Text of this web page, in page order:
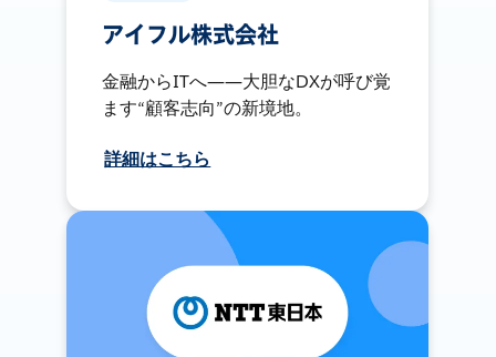
アイフル株式会社
金融からITへ――大胆なDXが呼び覚
ます“顧客志向”の新境地。
詳細はこちら